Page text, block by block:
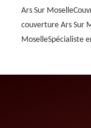
Ars Sur Moselle
couverture Ars Sur
MoselleSpécialiste